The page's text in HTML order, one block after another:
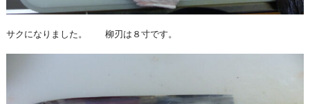
サクになりました。 柳刃は８寸です。